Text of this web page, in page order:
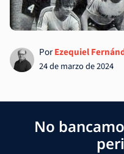
PorEzequiel
24 de marzo de 2024
No